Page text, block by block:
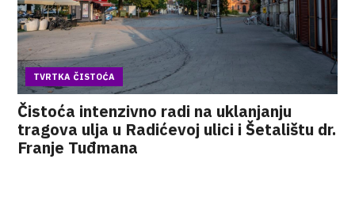
TVRTKA ČISTOĆA
Čistoća intenzivno radi na uklanjanju
tragova ulja u Radićevoj ulici i Šetalištu dr.
Franje Tuđmana